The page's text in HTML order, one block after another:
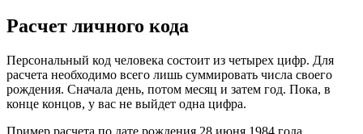
Расчет личного кода
Персональный код человека состоит из четырех цифр. Для
расчета необходимо всего лишь суммировать числа своего
рождения. Сначала день, потом месяц и затем год. Пока, в
конце концов, у вас не выйдет одна цифра.